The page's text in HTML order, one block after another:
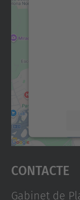
Contacte
Gabinet de